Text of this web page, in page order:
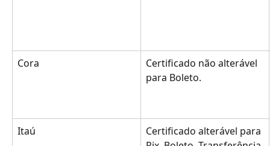
Cora
Certificado não alterável
para Boleto.
Itaú
Certificado alterável para